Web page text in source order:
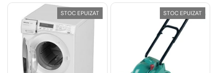
STOC EPUIZAT STOC EPUIZAT